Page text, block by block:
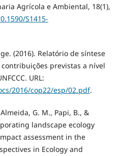
Agrícola e Ambiental, 18(1),
S1415-
(2016). Relatório de síntese
previstas a nível
URL:
2016/cop22/esp/02.pdf.
G. M., Papi, B., &
landscape ecology
assessment in the
in Ecology and